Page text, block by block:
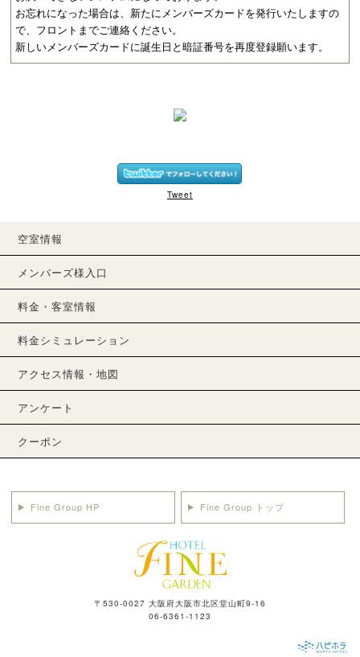
お忘れになった場合は、新たにメンバーズカードを発行いたしますの
で、フロントまでご連絡ください。
新しいメンバーズカードに誕生日と暗証番号を再度登録願います。
Tweet
空室情報
メンバーズ様入口
料金・客室情報
料金シミュレーション
アクセス情報・地図
アンケート
クーポン
Fine Group HP Fine Group トップ
〒530-0027 大阪府大阪市北区堂山町9-16
06-6361-1123